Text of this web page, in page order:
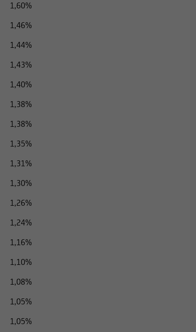
1,60%
1,46%
1,44%
1,43%
1,40%
1,38%
1,38%
1,35%
1,31%
1,30%
1,26%
1,24%
1,16%
1,10%
1,08%
1,05%
1,05%